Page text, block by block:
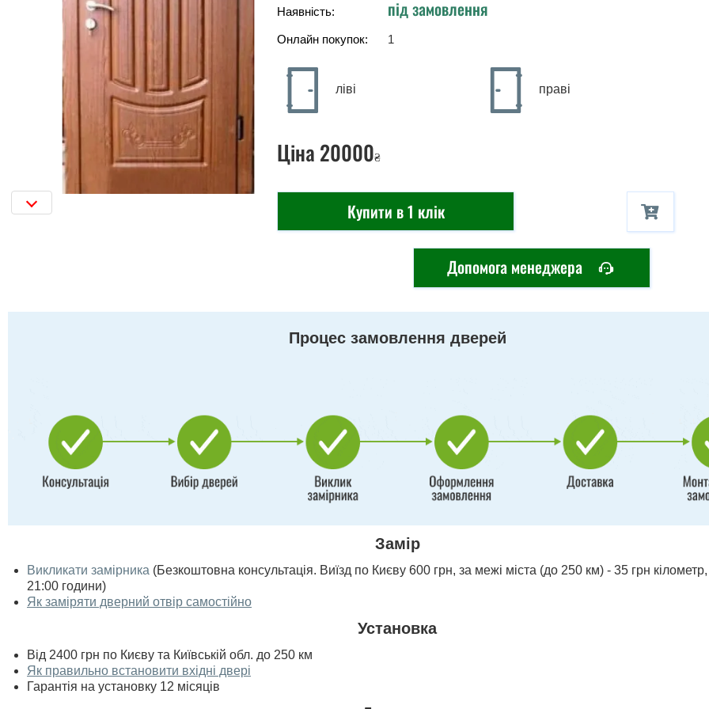
Наявність: під замовлення
Онлайн покупок: 1
ліві праві
Ціна 20000₴
Купити в 1 клік
Допомога менеджера
Процес замовлення дверей
Замір
Викликати замірника (Безкоштовна консультація. Виїзд по Києву 600 грн, за межі міста (до 250 км) - 35 грн
21:00 години)
Як заміряти дверний отвір самостійно
Установка
Від 2400 грн по Києву та Київській обл. до 250 км
Як правильно встановити вхідні двері
Гарантія на установку 12 місяців